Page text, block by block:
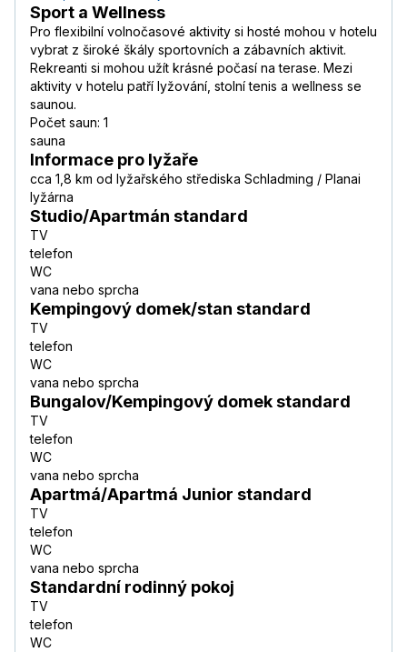
Sport a Wellness
Pro flexibilní volnočasové aktivity si hosté mohou v hotelu
vybrat z široké škály sportovních a zábavních aktivit.
Rekreanti si mohou užít krásné počasí na terase. Mezi
aktivity v hotelu patří lyžování, stolní tenis a wellness se
saunou.
Počet saun: 1
sauna
Informace pro lyžaře
cca 1,8 km od lyžařského střediska Schladming / Planai
lyžárna
Studio/Apartmán standard
TV
telefon
WC
vana nebo sprcha
Kempingový domek/stan standard
TV
telefon
WC
vana nebo sprcha
Bungalov/Kempingový domek standard
TV
telefon
WC
vana nebo sprcha
Apartmá/Apartmá Junior standard
TV
telefon
WC
vana nebo sprcha
Standardní rodinný pokoj
TV
telefon
WC